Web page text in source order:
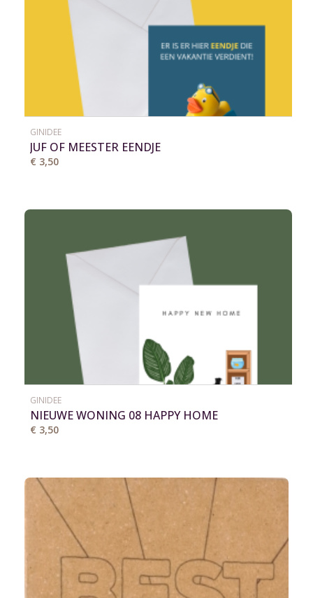
GINIDEE
JUF OF MEESTER EENDJE
€ 3,50
GINIDEE
NIEUWE WONING 08 HAPPY HOME
€ 3,50